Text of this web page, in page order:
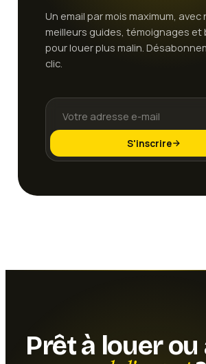
Un email par mois maximum, avec
meilleurs guides, témoignages et
pour louer plus malin.
clic.
S'inscrire
Prêt à louer